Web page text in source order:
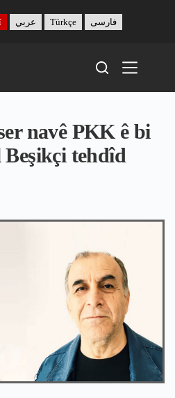
عربي Türkçe فارسی
navê PKK ê bi
tehdîd